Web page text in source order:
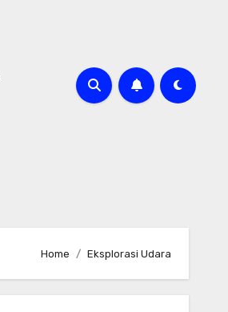
Home Eksplorasi Udara